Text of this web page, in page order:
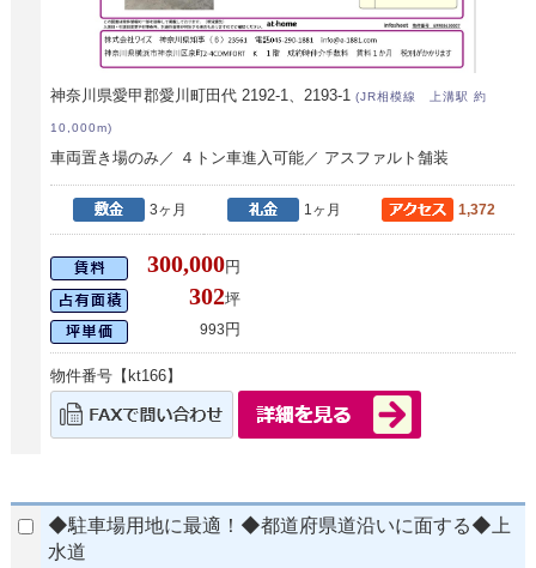
神奈川県愛甲郡愛川町田代 2192-1、2193-1(JR相模線 上溝駅 約
10,000m)
車両置き場のみ／ ４トン車進入可能／ アスファルト舗装
3ヶ月 1ヶ月 1,372
300,000円
302坪
993 円
物件番号【kt166】
◆駐車場用地に最適！◆都道府県道沿いに面する◆上
水道